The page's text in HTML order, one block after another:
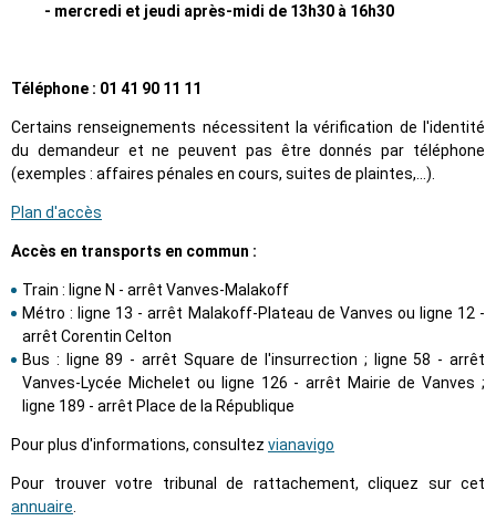
- mercredi et jeudi après-midi de 13h30 à 16h30
Téléphone : 01 41 90 11 11
Certains renseignements nécessitent la vérification de l'identité
du demandeur et ne peuvent pas être donnés par téléphone
(exemples : affaires pénales en cours, suites de plaintes,...).
Plan d'accès
Accès en transports en commun :
Train : ligne N - arrêt Vanves-Malakoff
Métro : ligne 13 - arrêt Malakoff-Plateau de Vanves ou ligne 12 -
arrêt Corentin Celton
Bus : ligne 89 - arrêt Square de l'insurrection ; ligne 58 - arrêt
Vanves-Lycée Michelet ou ligne 126 - arrêt Mairie de Vanves ;
ligne 189 - arrêt Place de la République
Pour plus d'informations, consultez vianavigo
Pour trouver votre tribunal de rattachement, cliquez sur cet
annuaire